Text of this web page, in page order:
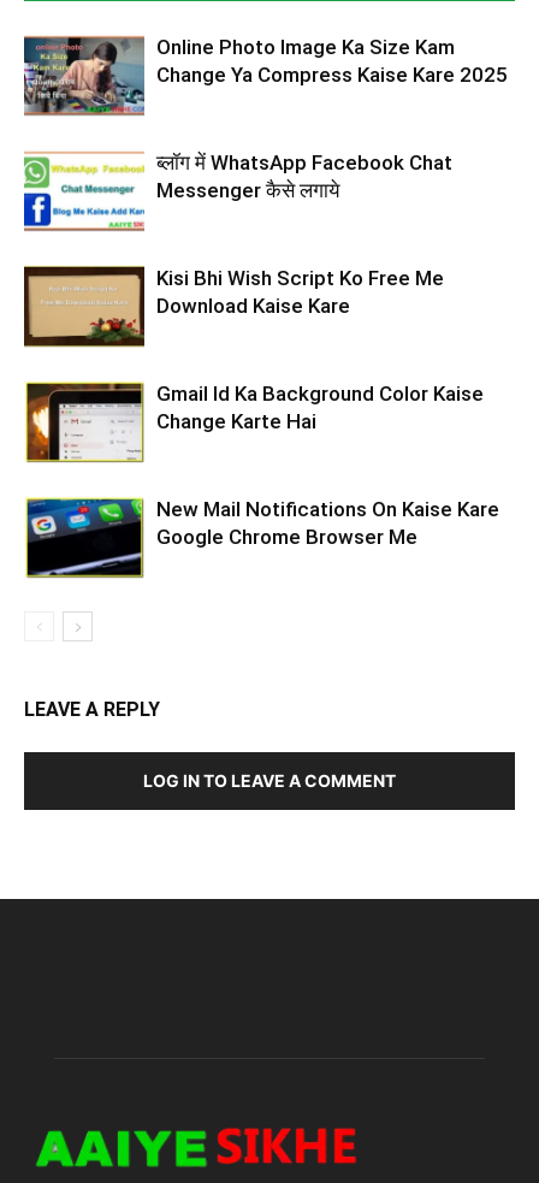
Online Photo Image Ka Size Kam
Change Ya Compress Kaise Kare 2025
ब्लॉग में WhatsApp Facebook Chat
Messenger कैसे लगाये
Kisi Bhi Wish Script Ko Free Me
Download Kaise Kare
Gmail Id Ka Background Color Kaise
Change Karte Hai
New Mail Notifications On Kaise Kare
Google Chrome Browser Me
LEAVE A REPLY
LOG IN TO LEAVE A COMMENT